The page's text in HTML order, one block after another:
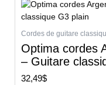
Cordes de guitare
Optima cordes
– Guitare
32,49$